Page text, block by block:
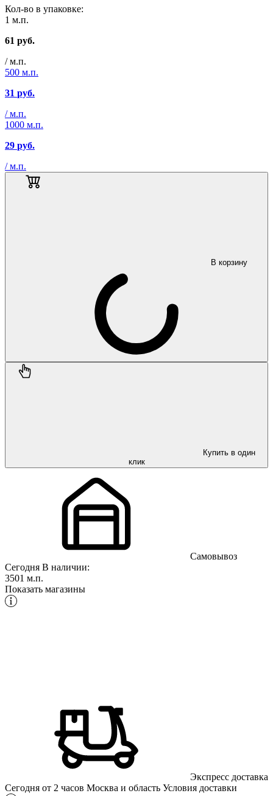
Кол-во в упаковке:
1 м.п.
61 руб.
/ м.п.
500 м.п.
31 руб.
/ м.п.
1000 м.п.
29 руб.
/ м.п.
В корзину
Купить в один
клик
Самовывоз
Сегодня В наличии:
3501 м.п.
Показать магазины
Экспресс доставка
Сегодня от 2 часов Москва и область Условия доставки